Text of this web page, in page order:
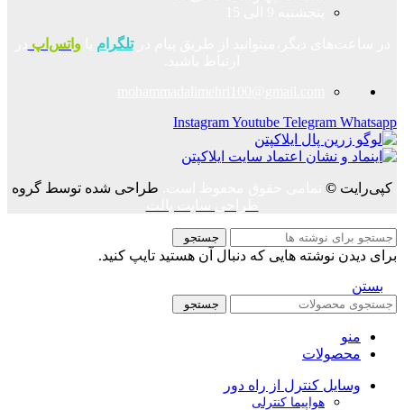
در ساعت‌های دیگر،میتوانید از طریق پیام درتلگرام یاواتس‌اپ
InstagramYoutube Telegram Whatsapp
کپی‌رایت ©
طراحی شده توسط گروه
جستجو
برای دیدن نوشته هایی که دنبال آن هستید تایپ کنید.
بستن
جستجو
منو
محصولات
وسایل کنترل از راه دور
هواپیما کنترلی